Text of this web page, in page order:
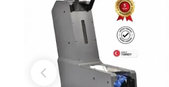
FAVORILERE EKLE